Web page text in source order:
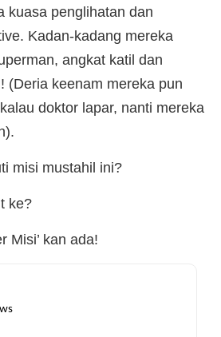
kuasa penglihatan dan
Kadan-kadang mereka
angkat katil dan
(Deria keenam mereka pun
doktor lapar, nanti mereka
misi mustahil ini?
ke?
Misi’ kan ada!